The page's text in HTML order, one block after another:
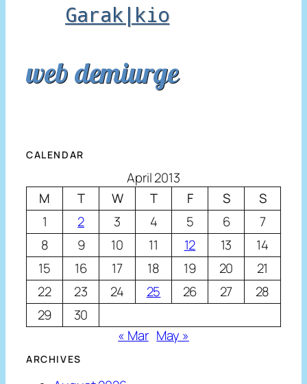
Garak|kio
web demiurge
CALENDAR
April 2013
M
T W T F S
S
1
2 3 4 5 6
7
8
9 10 11 12 13
14
15
16 17 18 19 20
21
22
23 24 25 26 27
28
29
30
« Mar May »
ARCHIVES